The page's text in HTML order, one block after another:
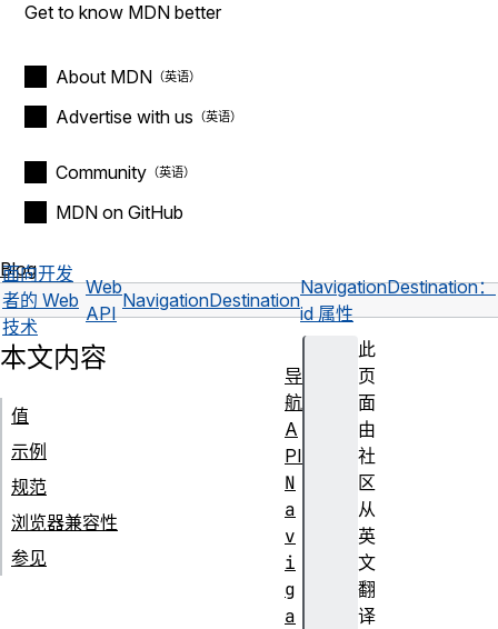
Get to know MDN better
About MDN
Advertise with us
Community
MDN on GitHub
Blog
面向开发
者的 Web
技术
Web
API
NavigationDestination
NavigationDestination：
id 属性
此
页
面
由
社
区
从
英
文
翻
译
本文内容
值
示例
规范
浏览器兼容性
参见
导
航
A
PI
N
a
v
i
g
a